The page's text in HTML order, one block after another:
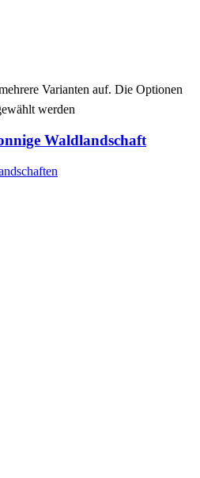
Varianten auf. Die Optionen
werden
Waldlandschaft